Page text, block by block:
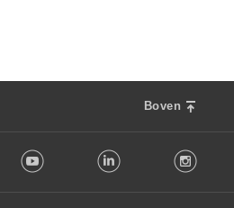
Boven
Youtube LinkedIn